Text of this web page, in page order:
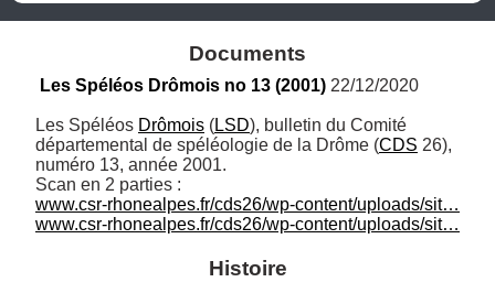
Documents
Les Spéléos Drômois no 13 (2001) 22/12/2020
Les Spéléos Drômois (LSD), bulletin du Comité
départemental de spéléologie de la Drôme (CDS 26),
numéro 13, année 2001.
www.csr-rhonealpes.fr/cds26/wp-content/uploads/sit…
www.csr-rhonealpes.fr/cds26/wp-content/uploads/sit…
Histoire